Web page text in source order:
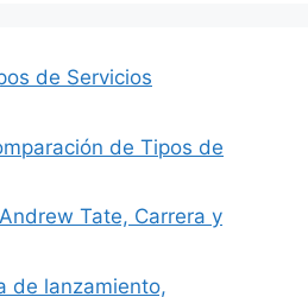
de Servicios
de Tipos de
Tate, Carrera y
de lanzamiento,